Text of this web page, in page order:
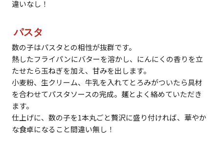
違いなし！
パスタ
数の子はパスタとの相性が抜群です。
熱したフライパンにバターを溶かし、にんにくの香りを立
たせたら玉ねぎを加え、甘みを出します。
小麦粉、生クリーム、牛乳を入れてとろみがついたら具材
を合わせてパスタソースの完成。麺とよく絡めていただき
ます。
仕上げに、数の子を1本丸ごと贅沢に盛り付ければ、華やか
な食卓になること間違い無し！